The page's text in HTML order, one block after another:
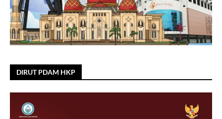
DIRUT PDAM HKP